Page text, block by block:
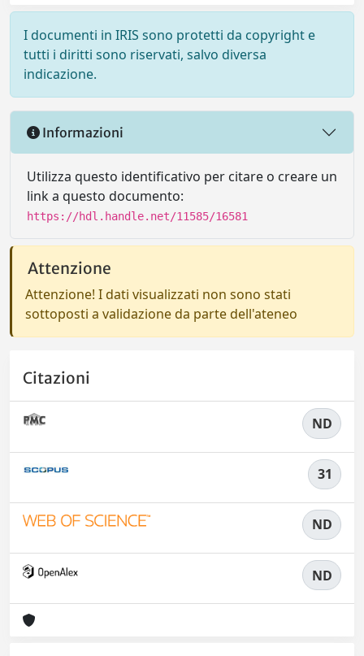
I documenti in IRIS sono protetti da copyright e
tutti i diritti sono riservati, salvo diversa
indicazione.
Informazioni
Utilizza questo identificativo per citare o creare un
link a questo documento:
https://hdl.handle.net/11585/16581
Attenzione
Attenzione! I dati visualizzati non sono stati
sottoposti a validazione da parte dell'ateneo
Citazioni
ND
31
ND
ND